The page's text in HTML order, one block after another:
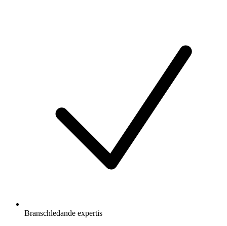
Branschledande expertis